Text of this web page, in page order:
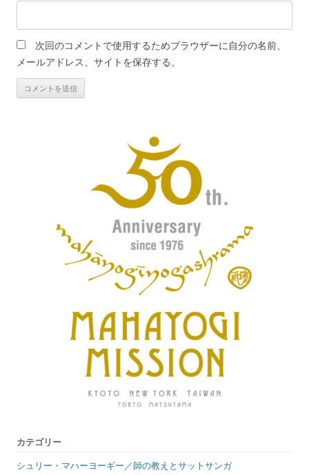
次回のコメントで使用するためブラウザーに自分の名前、
メールアドレス、サイトを保存する。
カテゴリー
シュリー・マハーヨーギー／師の教えとサットサンガ